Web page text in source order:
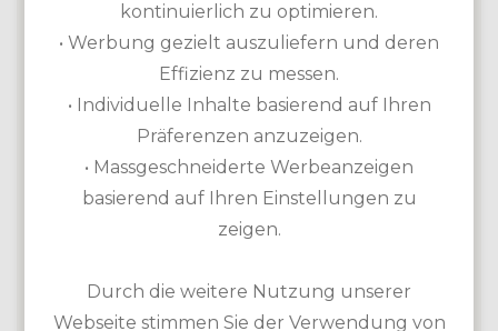
Der Al Zorah Golf Club ist nicht nur der einzige 18-Loch-
Golfkurs des Emirats Ajman, er ist auch ein wahres
wunderschönen Mangroven-Landschaft, die die Heimat
für unzählige Vogelarten und andere Tiere ist. Designt
wurde der Course von Golflegende Jack Nicklaus. Der
kontinuierlich zu optimieren.
• Werbung gezielt auszuliefern und deren
Effizienz zu messen.
• Individuelle Inhalte basierend auf Ihren
Präferenzen anzuzeigen.
• Massgeschneiderte Werbeanzeigen
basierend auf Ihren Einstellungen zu
zeigen.
Durch die weitere Nutzung unserer
Webseite stimmen Sie der Verwendung von